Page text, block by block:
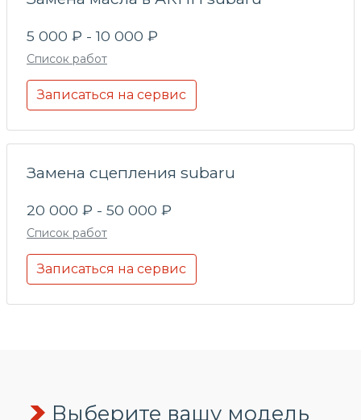
5 000 ₽ - 10 000 ₽
Список работ
Записаться на сервис
Замена сцепления subaru
20 000 ₽ - 50 000 ₽
Список работ
Записаться на сервис
Выберите вашу модель